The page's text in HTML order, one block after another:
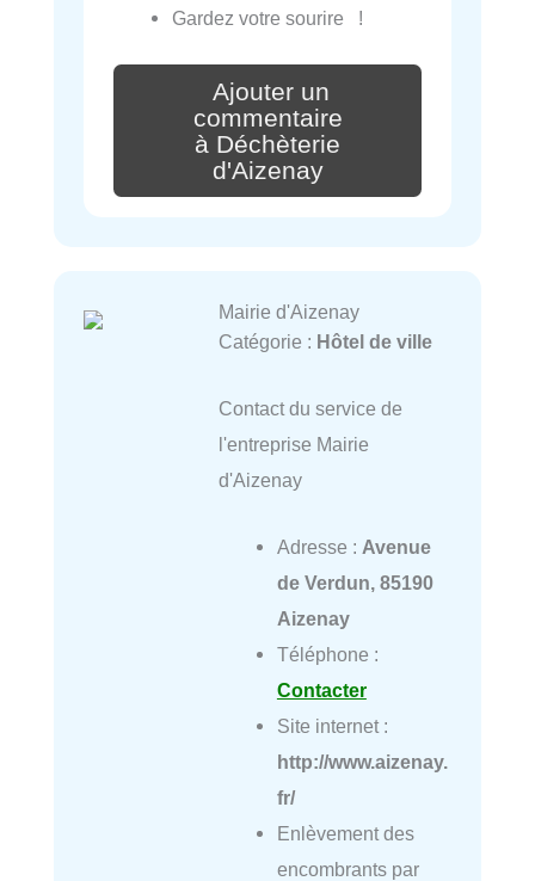
Gardez votre sourire !
Ajouter un
commentaire
à Déchèterie
d'Aizenay
Mairie d'Aizenay
Catégorie : Hôtel de ville
Contact du service de
l'entreprise Mairie
d'Aizenay
Adresse : Avenue
de Verdun, 85190
Aizenay
Téléphone :
Contacter
Site internet :
http://www.aizenay.
fr/
Enlèvement des
encombrants par